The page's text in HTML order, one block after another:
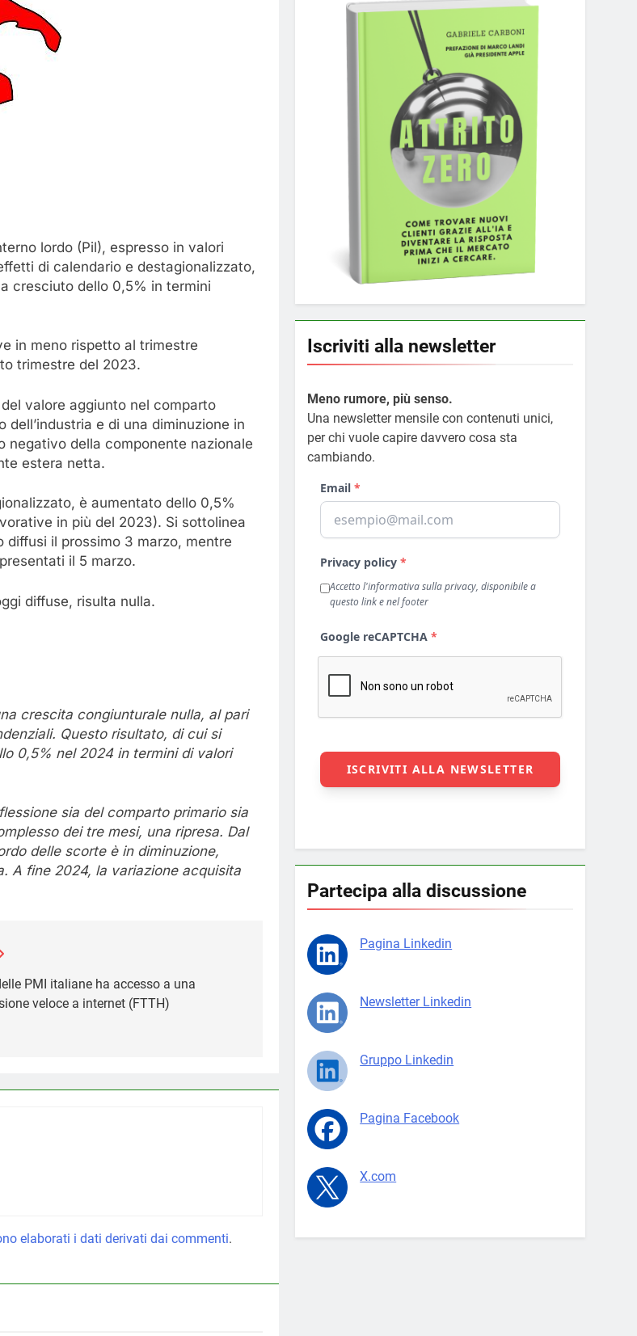
lordo (Pil), espresso in valori
di calendario e destagionalizzato,
cresciuto dello 0,5% in termini
in meno rispetto al trimestre
trimestre del 2023.
valore aggiunto nel comparto
e di una diminuzione in
negativo della componente nazionale
estera netta.
è aumentato dello 0,5%
in più del 2023). Si sottolinea
il prossimo 3 marzo, mentre
il 5 marzo.
diffuse, risulta nulla.
crescita congiunturale nulla, al pari
Questo risultato, di cui si
0,5% nel 2024 in termini di valori
sia del comparto primario sia
dei tre mesi, una ripresa. Dal
delle scorte è in diminuzione,
A fine 2024, la variazione acquisita
PMI italiane ha accesso a una
veloce a internet (FTTH)
elaborati i dati derivati dai commenti.
Iscriviti alla newsletter
Meno rumore, più senso.
Una newsletter mensile con contenuti unici,
per chi vuole capire davvero cosa sta
cambiando.
Partecipa alla discussione
Pagina Linkedin
Newsletter Linkedin
Gruppo Linkedin
Pagina Facebook
X.com